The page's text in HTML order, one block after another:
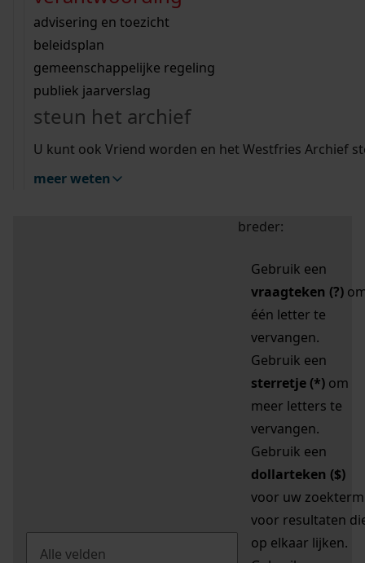
bouwvergunningen
omgevingsvergunningen
vergunningen
beeld en geluid
uitleg nodig?
Wij helpen u op weg met een aantal zoektips.
bekijk alle zoektips
Wij helpen u op weg met een aantal zoektips.
bekijk alle zoektips
bekijk ons geschiedenislokaal
advisering en toezicht
beleidsplan
gemeenschappelijke regeling
publiek jaarverslag
steun het archief
U kunt ook Vriend worden en het Westfries Archief
meer weten
zoektips
Mijn Studiezaal (inloggen)
uw zoekopdracht te
breder:
Gebruik een
vraagteken (?)
één letter te
vervangen.
Gebruik een
sterretje (*) om
meer letters te
vervangen.
Gebruik een
dollarteken ($)
voor uw zoekterm
voor resultaten
op elkaar lijken.